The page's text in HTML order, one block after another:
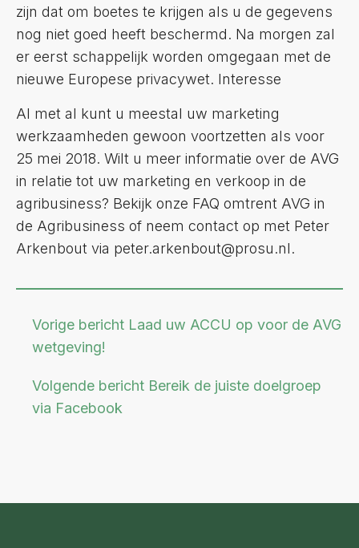
zijn dat om boetes te krijgen als u de gegevens
nog niet goed heeft beschermd. Na morgen zal
er eerst schappelijk worden omgegaan met de
nieuwe Europese privacywet. Interesse
Al met al kunt u meestal uw marketing
werkzaamheden gewoon voortzetten als voor
25 mei 2018. Wilt u meer informatie over de AVG
in relatie tot uw marketing en verkoop in de
agribusiness? Bekijk onze FAQ omtrent AVG in
de Agribusiness of neem contact op met Peter
Arkenbout via peter.arkenbout@prosu.nl.
Vorige bericht Laad uw ACCU op voor de AVG
wetgeving!
Volgende bericht Bereik de juiste doelgroep
via Facebook